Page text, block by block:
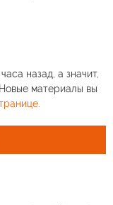
назад, а значит,
материалы вы
.